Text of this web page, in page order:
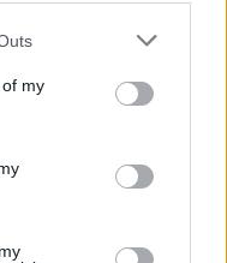
my
έρχεται
με τον Ατρόμητο!